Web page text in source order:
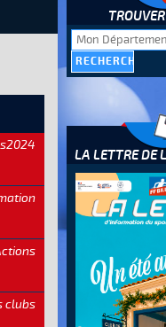
clubs
LA LETTRE DE